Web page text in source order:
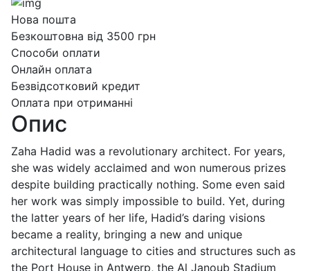
Нова пошта
Безкоштовна від 3500 грн
Способи оплати
Онлайн оплата
Безвідсотковий кредит
Оплата при отриманні
Опис
Zaha Hadid was a revolutionary architect. For years,
she was widely acclaimed and won numerous prizes
despite building practically nothing. Some even said
her work was simply impossible to build. Yet, during
the latter years of her life, Hadid’s daring visions
became a reality, bringing a new and unique
architectural language to cities and structures such as
the Port House in Antwerp, the Al Janoub Stadium